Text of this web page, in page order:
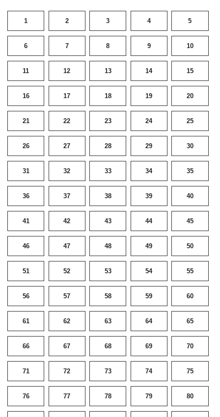
1 2 3 4 5
6 7 8 9 10
11 12 13 14 15
16 17 18 19 20
21 22 23 24 25
26 27 28 29 30
31 32 33 34 35
36 37 38 39 40
41 42 43 44 45
46 47 48 49 50
51 52 53 54 55
56 57 58 59 60
61 62 63 64 65
66 67 68 69 70
71 72 73 74 75
76 77 78 79 80